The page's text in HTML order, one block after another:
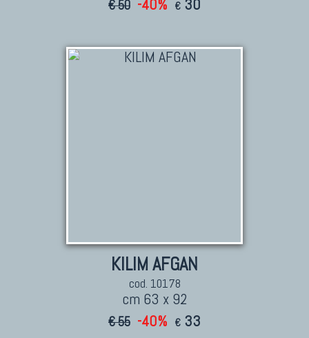
Kilim Vecchi E Antichi
Kilim Nuovi
Tappeti Ghazni
Tappeti Dal Mondo
€ 50 -40% € 30
KILIM AFGAN
cod. 10178
cm 63 x 92
€ 55 -40% € 33